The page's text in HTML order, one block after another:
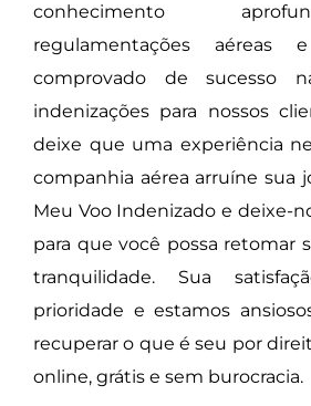
conhecimento
regulamentações aéreas
comprovado de sucesso
indenizações para nossos
deixe que uma experiência
companhia aérea arruíne sua
Meu Voo Indenizado e deixe-
para que você possa retomar
tranquilidade. Sua
prioridade e estamos
recuperar o que é seu por
online, grátis e sem burocracia.